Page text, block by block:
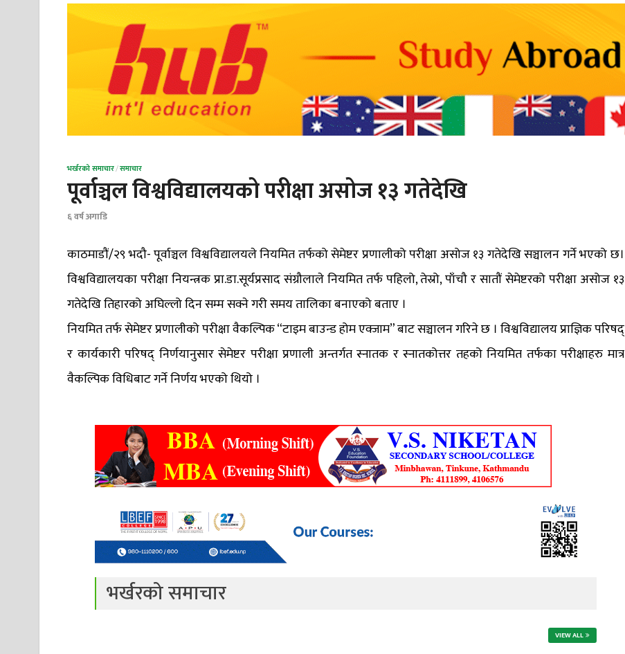
भर्खरको समाचार/समाचार
पूर्वाञ्चल विश्वविद्यालयको परीक्षा असोज १३ गतेदेखि
६ वर्ष अगाडि
काठमाडौं/२९ भदौ- पूर्वाञ्चल विश्वविद्यालयले नियमित तर्फको सेमेष्टर प्रणालीको परीक्षा असोज १३ गतेदेखि सञ्चालन गर्ने भएको छ।
विश्वविद्यालयका परीक्षा नियन्त्रक प्रा.डा.सूर्यप्रसाद संग्रौलाले नियमित तर्फ पहिलो, तेस्रो, पाँचौ र सातौं सेमेष्टरको परीक्षा असोज १३
गतेदेखि तिहारको अघिल्लो दिन सम्म सक्ने गरी समय तालिका बनाएको बताए ।
नियमित तर्फ सेमेष्टर प्रणालीको परीक्षा वैकल्पिक “टाइम बाउन्ड होम एक्जाम” बाट सञ्चालन गरिने छ । विश्वविद्यालय प्राज्ञिक परिषद्
र कार्यकारी परिषद् निर्णयानुसार सेमेष्टर परीक्षा प्रणाली अन्तर्गत स्नातक र स्नातकोत्तर तहको नियमित तर्फका परीक्षाहरु मात्र
वैकल्पिक विधिबाट गर्ने निर्णय भएको थियो ।
भर्खरको समाचार
VIEW ALL